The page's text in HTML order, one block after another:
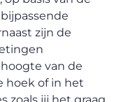
zijn de
van de
hoek of in het